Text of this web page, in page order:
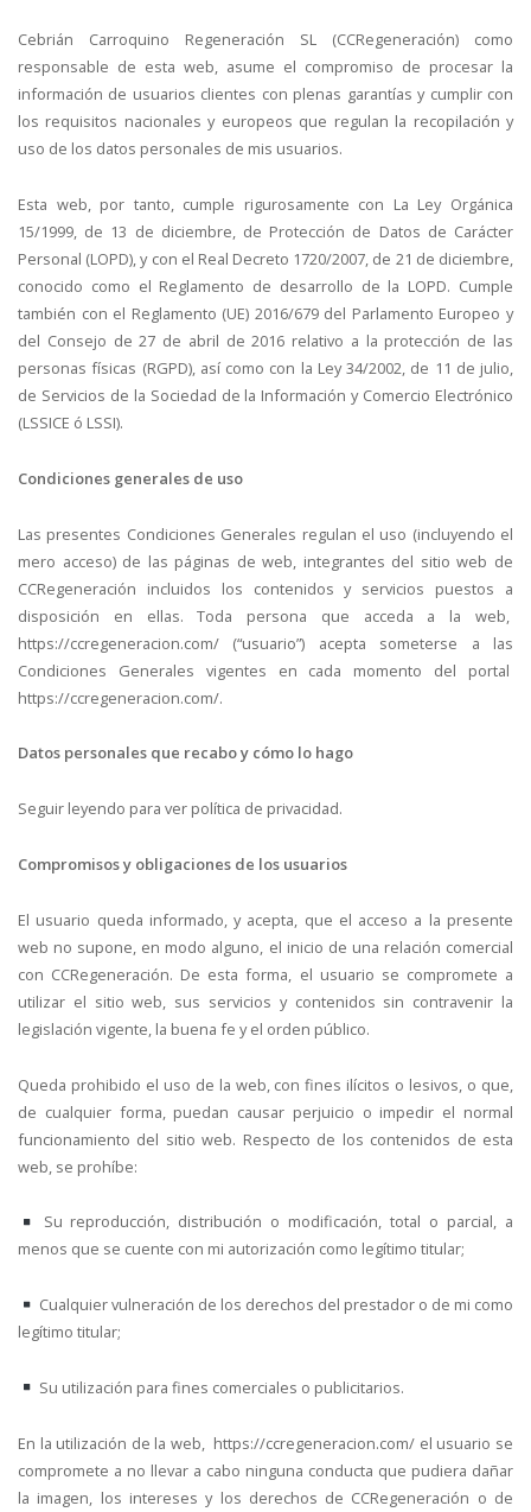
Cebrián Carroquino Regeneración SL (CCRegeneración) como
responsable de esta web, asume el compromiso de procesar la
información de usuarios clientes con plenas garantías y cumplir con
los requisitos nacionales y europeos que regulan la recopilación y
uso de los datos personales de mis usuarios.
Esta web, por tanto, cumple rigurosamente con La Ley Orgánica
15/1999, de 13 de diciembre, de Protección de Datos de Carácter
Personal (LOPD), y con el Real Decreto 1720/2007, de 21 de diciembre,
conocido como el Reglamento de desarrollo de la LOPD. Cumple
también con el Reglamento (UE) 2016/679 del Parlamento Europeo y
del Consejo de 27 de abril de 2016 relativo a la protección de las
personas físicas (RGPD), así como con la Ley 34/2002, de 11 de julio,
de Servicios de la Sociedad de la Información y Comercio Electrónico
(LSSICE ó LSSI).
Condiciones generales de uso
Las presentes Condiciones Generales regulan el uso (incluyendo el
mero acceso) de las páginas de web, integrantes del sitio web de
CCRegeneración incluidos los contenidos y servicios puestos a
disposición en ellas. Toda persona que acceda a la web,
https://ccregeneracion.com/ (“usuario”) acepta someterse a las
Condiciones Generales vigentes en cada momento del portal
https://ccregeneracion.com/.
Datos personales que recabo y cómo lo hago
Seguir leyendo para ver política de privacidad.
Compromisos y obligaciones de los usuarios
El usuario queda informado, y acepta, que el acceso a la presente
web no supone, en modo alguno, el inicio de una relación comercial
con CCRegeneración. De esta forma, el usuario se compromete a
utilizar el sitio web, sus servicios y contenidos sin contravenir la
legislación vigente, la buena fe y el orden público.
Queda prohibido el uso de la web, con fines ilícitos o lesivos, o que,
de cualquier forma, puedan causar perjuicio o impedir el normal
funcionamiento del sitio web. Respecto de los contenidos de esta
web, se prohíbe:
Su reproducción, distribución o modificación, total o parcial, a
menos que se cuente con mi autorización como legítimo titular;
Cualquier vulneración de los derechos del prestador o de mi como
legítimo titular;
Su utilización para fines comerciales o publicitarios.
En la utilización de la web,
https://ccregeneracion.com/ el usuario se
compromete a no llevar a cabo ninguna conducta que pudiera dañar
la imagen, los intereses y los derechos de CCRegeneración o de